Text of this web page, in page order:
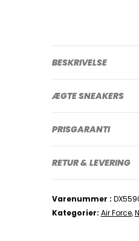
BESKRIVELSE
ÆGTE SNEAKERS
PRISGARANTI
RETUR & LEVERING
Varenummer
Kategorier Air Force,